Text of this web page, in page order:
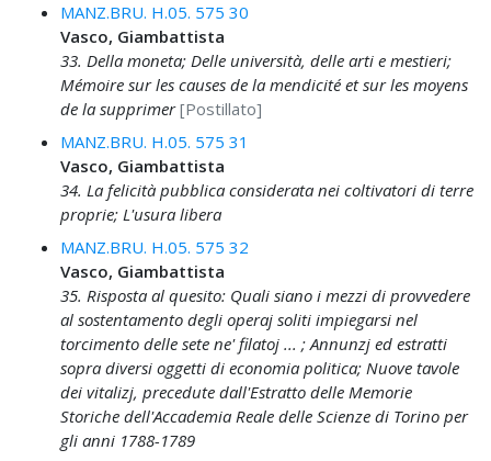
MANZ.BRU. H.05. 575 30
Vasco, Giambattista
33. Della moneta; Delle università, delle arti e mestieri;
Mémoire sur les causes de la mendicité et sur les moyens
de la supprimer [Postillato]
MANZ.BRU. H.05. 575 31
Vasco, Giambattista
34. La felicità pubblica considerata nei coltivatori di terre
proprie; L'usura libera
MANZ.BRU. H.05. 575 32
Vasco, Giambattista
35. Risposta al quesito: Quali siano i mezzi di provvedere
al sostentamento degli operaj soliti impiegarsi nel
torcimento delle sete ne' filatoj ... ; Annunzj ed estratti
sopra diversi oggetti di economia politica; Nuove tavole
dei vitalizj, precedute dall'Estratto delle Memorie
Storiche dell'Accademia Reale delle Scienze di Torino per
gli anni 1788-1789